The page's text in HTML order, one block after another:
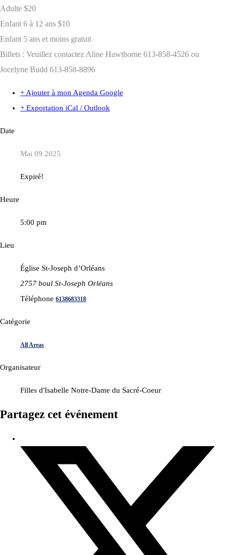
Adulte $20
Enfant 6 à 12 ans $10
Enfant 5 ans et moins gratuit
Billets : Veuillez contactez Aline Hawthorne 613-858-4526 ou
Jocelyne Budd 613-858-8896
+ Ajouter à mon Agenda Google
+ Exportation iCal / Outlook
Date
Mai 09 2025
Expiré!
Heure
5:00 pm
Lieu
Église St-Joseph d’Orléans
2757 boul St-Joseph Orléans
Téléphone 6138683318
Catégorie
All Areas
Organisateur
Filles d'Isabelle Notre-Dame du Sacré-Coeur
Partagez cet événement